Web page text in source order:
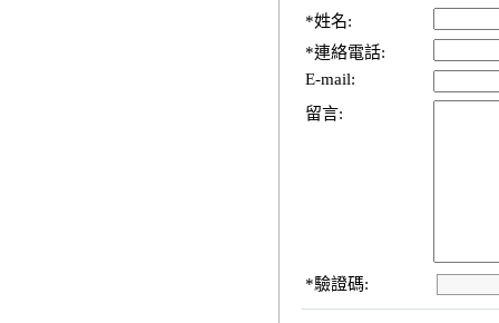
*姓名:
*連絡電話:
E-mail:
留言:
*驗證碼: